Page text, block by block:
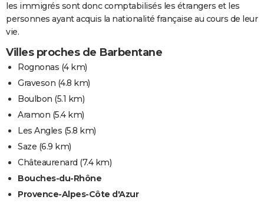
les immigrés sont donc comptabilisés les étrangers et les
personnes ayant acquis la nationalité française au cours de leur
vie.
Villes proches de Barbentane
Rognonas (4 km)
Graveson (4.8 km)
Boulbon (5.1 km)
Aramon (5.4 km)
Les Angles (5.8 km)
Saze (6.9 km)
Châteaurenard (7.4 km)
Bouches-du-Rhône
Provence-Alpes-Côte d'Azur